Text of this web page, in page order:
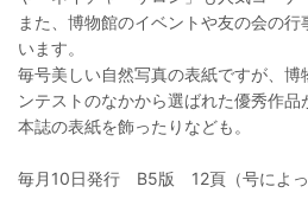
また、博物館のイベントや友の会の
います。
毎号美しい自然写真の表紙ですが、博
ンテストのなかから選ばれた優秀作品
本誌の表紙を飾ったりなども。
毎月10日発行 B5版 12頁（号によっ